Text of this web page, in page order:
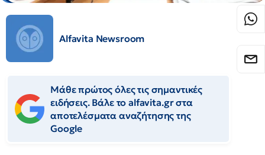
Alfavita Newsroom
Μάθε πρώτος όλες τις σημαντικές
ειδήσεις. Βάλε το alfavita.gr στα
αποτελέσματα αναζήτησης της
Google